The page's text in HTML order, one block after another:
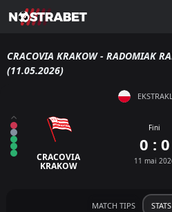
CRACOVIA KRAKOW - RADOMIAK
(11.05.2026)
CRACOVIA
KRAKOW
Fini
0 : 0
11 mai
MATCH TIPS STATS